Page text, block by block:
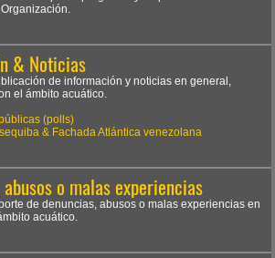
& Noticias
de información y noticias en general,
el ámbito acuático.
(polls)
& Fachada Atlántica venezolana
abusos o malas experiencias
de denuncias, abusos o malas experiencias en
acuático.